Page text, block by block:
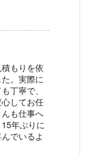
もりを依
。実際に
丁寧で、
してお任
も仕事へ
年ぶりに
でいるよ